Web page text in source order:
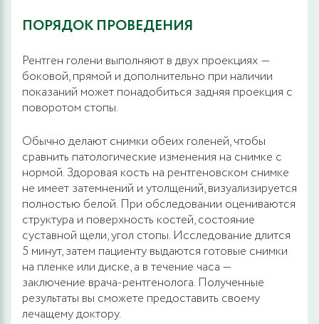
ПОРЯДОК ПРОВЕДЕНИЯ
Рентген голени выполняют в двух проекциях ―
боковой, прямой и дополнительно при наличии
показаний может понадобиться задняя проекция с
поворотом стопы.
Обычно делают снимки обеих голеней, чтобы
сравнить патологические изменения на снимке с
нормой. Здоровая кость на рентгеновском снимке
не имеет затемнений и утолщений, визуализируется
полностью белой. При обследовании оцениваются
структура и поверхность костей, состояние
суставной щели, угол стопы. Исследование длится
5 минут, затем пациенту выдаются готовые снимки
на пленке или диске, а в течение часа —
заключение врача-рентгенолога. Полученные
результаты вы сможете предоставить своему
лечащему доктору.